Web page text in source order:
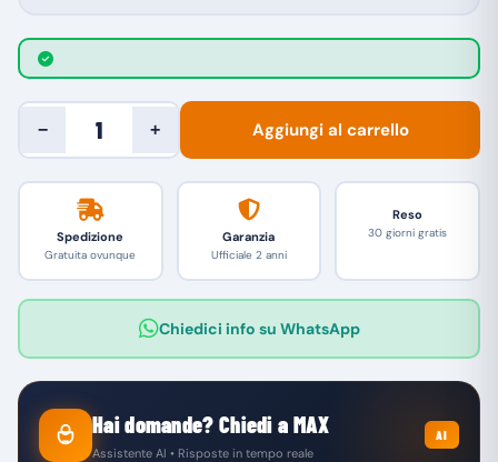
− + Aggiungi al carrello
Spedizione
Gratuita ovunque
Garanzia
Ufficiale 2 anni
Reso
30 giorni gratis
Chiedici info su WhatsApp
Hai domande? Chiedi a MAX
Assistente AI • Risposte in tempo reale
AI